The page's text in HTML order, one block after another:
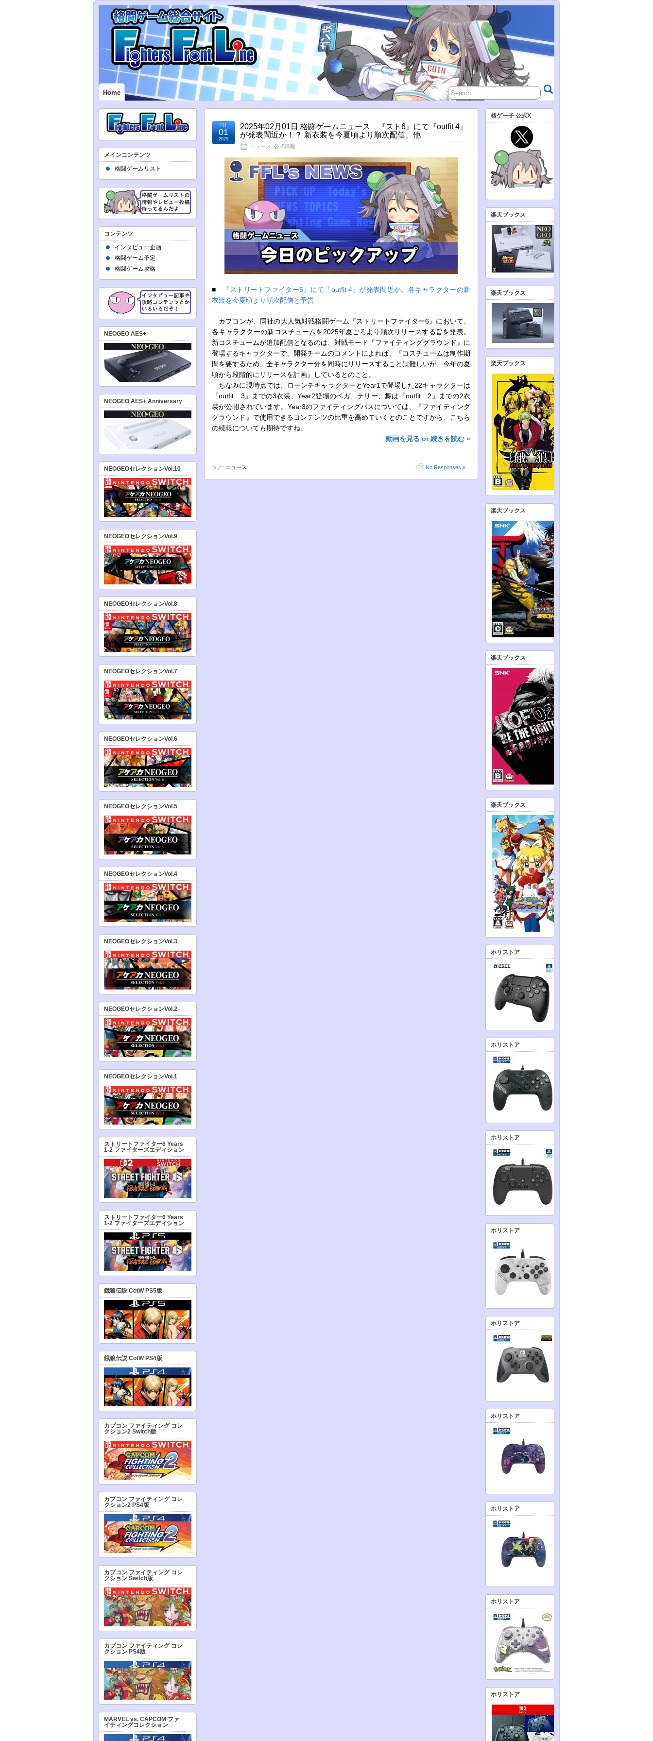
Home
2025年02月01日 格闘ゲームニュース 『スト6』にて『outfit 4』
が発表間近か！？ 新衣装を今夏頃より順次配信、他
ニュース 公式情報
2月
01
2025
■
『ストリートファイター6』にて『outfit 4』が発表間近か。各キャラクターの新
衣装を今夏頃より順次配信と予告
カプコンが、同社の大人気対戦格闘ゲーム『ストリートファイター6』において、
各キャラクターの新コスチュームを2025年夏ごろより順次リリースする旨を発表。
新コスチュームが追加配信となるのは、対戦モード『ファイティンググラウンド』に
登場するキャラクターで、開発チームのコメントによれば、『コスチュームは制作期
間を要するため、全キャラクター分を同時にリリースすることは難しいが、今年の夏
頃から段階的にリリースを計画』しているとのこと。
ちなみに現時点では、ローンチキャラクターとYear1で登場した22キャラクターは
『outfit 3』までの3衣装、Year2登場のベガ、テリー、舞は『outfit 2』までの2衣
装が公開されています。Year3のファイティングパスについては、『ファイティング
グラウンド』で使用できるコンテンツの比重を高めていくとのことですから、こちら
の続報についても期待ですね。
動画を見る or 続きを読む »
No Responses »
タグ: ニュース
メインコンテンツ
格闘ゲームリスト
コンテンツ
インタビュー企画
格闘ゲーム予定
格闘ゲーム攻略
NEOGEO AES+
NEOGEO AES+ Anniversary
NEOGEOセレクションVol.10
NEOGEOセレクションVol.9
NEOGEOセレクションVol.8
NEOGEOセレクションVol.7
NEOGEOセレクションVol.6
NEOGEOセレクションVol.5
NEOGEOセレクションVol.4
NEOGEOセレクションVol.3
NEOGEOセレクションVol.2
NEOGEOセレクションVol.1
ストリートファイター6 Years
1-2 ファイターズエディション
ストリートファイター6 Years
1-2 ファイターズエディション
餓狼伝説 CotW PS5版
餓狼伝説 CotW PS4版
カプコン ファイティング コレ
クション2 Switch版
カプコン ファイティング コレ
クション2 PS4版
カプコン ファイティング コレ
クション Switch版
カプコン ファイティング コレ
クション PS4版
MARVEL vs. CAPCOM ファ
イティングコレクション
格ゲー子 公式X
楽天ブックス
楽天ブックス
楽天ブックス
楽天ブックス
楽天ブックス
楽天ブックス
ホリストア
ホリストア
ホリストア
ホリストア
ホリストア
ホリストア
ホリストア
ホリストア
ホリストア